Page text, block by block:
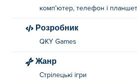
комп'ютер, телефон і планшет
Розробник
QKY Games
Жанр
Стрілецькі ігри